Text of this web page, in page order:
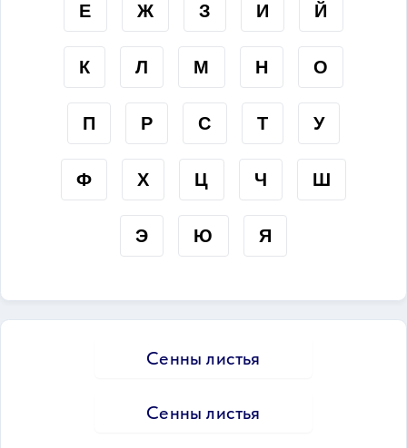
Е Ж З И Й
К Л М Н О
П Р С Т У
Ф Х Ц Ч Ш
Э Ю Я
Сенны листья
Сенны листья